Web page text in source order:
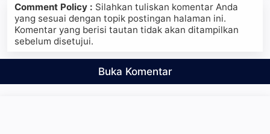
Comment Policy : Silahkan tuliskan komentar Anda
yang sesuai dengan topik postingan halaman ini.
Komentar yang berisi tautan tidak akan ditampilkan
sebelum disetujui.
Buka Komentar